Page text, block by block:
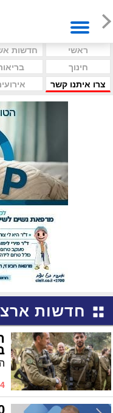
ראשי חדשות
חינוך
צרו איתנו קשר
חדשות